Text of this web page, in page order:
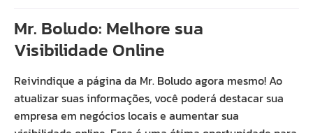
Mr. Boludo: Melhore sua
Visibilidade Online
Reivindique a página da Mr. Boludo agora mesmo! Ao
atualizar suas informações, você poderá destacar sua
empresa em negócios locais e aumentar sua